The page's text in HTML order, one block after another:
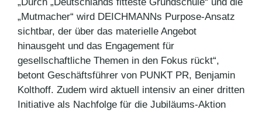
„Mutmacher“ wird DEICHMANNs Purpose-Ansatz
sichtbar, der über das materielle Angebot
hinausgeht und das Engagement für
gesellschaftliche Themen in den Fokus rückt“,
betont Geschäftsführer von PUNKT PR, Benjamin
Kolthoff. Zudem wird aktuell intensiv an einer dritten
Initiative als Nachfolge für die Jubiläums-Aktion